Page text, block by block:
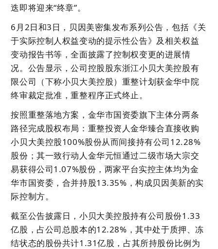
迭即将迎来“终章”。
6月2日和3日，贝因美密集发布系列公告，包括《关
于实际控制人权益变动的提示性公告》及相关权益
变动报告书等，全面披露了控制权变更的进展情
况。公告显示，公司控股股东浙江小贝大美控股有
限公司（下称小贝大美控股）重整计划获金华中院
终审裁定批准，重整程序正式终止。
按照重整落地方案，金华市国资委旗下主体分两条
路径完成股权布局：重整投资人金华臻合直接收购
小贝大美控股100%股份从而间接持有公司12.28%
股份；其一致行动人金华元恒通过二级市场大宗交
易获得公司1.07%股份，两家平台实控主体均为金
华市国资委，合并持股13.35%，构成贝因美新的实
际控制方。
截至公告披露日，小贝大美控股持有公司股份1.33
亿股，占公司总股本的12.28%，其中处于质押、冻
结状态的股份共计1.31亿股，占其所持股份比例为